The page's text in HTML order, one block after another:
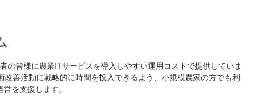
の皆様に農業ITサービスを導入しやすい運用コストで提供していま
善活動に戦略的に時間を投入できるよう、小規模農家の方でも利
を支援します。